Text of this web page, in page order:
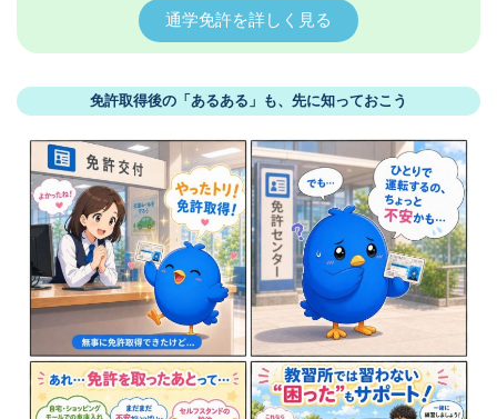
通学免許を詳しく見る
免許取得後の「あるある」も、先に知っておこう